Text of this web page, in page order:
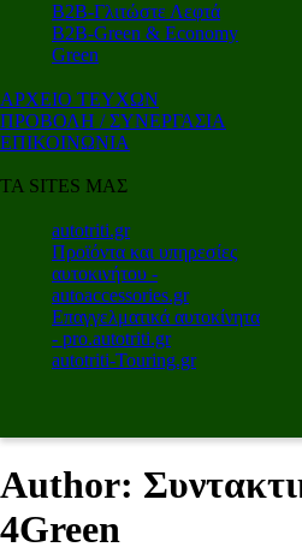
Β2Β-Γλιτώστε Λεφτά
Β2Β-Green & Economy
Green
ΑΡΧΕΙΟ ΤΕΥΧΩΝ
ΠΡΟΒΟΛΗ / ΣΥΝΕΡΓΑΣΙΑ
ΕΠΙΚΟΙΝΩΝΙΑ
ΤΑ SITES ΜΑΣ
autotriti.gr
Προϊόντα και υπηρεσίες
αυτοκινήτου -
autoaccessories.gr
Επαγγελματικά αυτοκίνητα
- pro.autotriti.gr
autotriti-Touring.gr
Author:
4Green